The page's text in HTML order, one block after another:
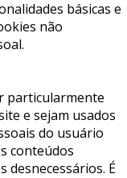
básicas e
não
particularmente
e sejam usados
do usuário
conteúdos
desnecessários. É